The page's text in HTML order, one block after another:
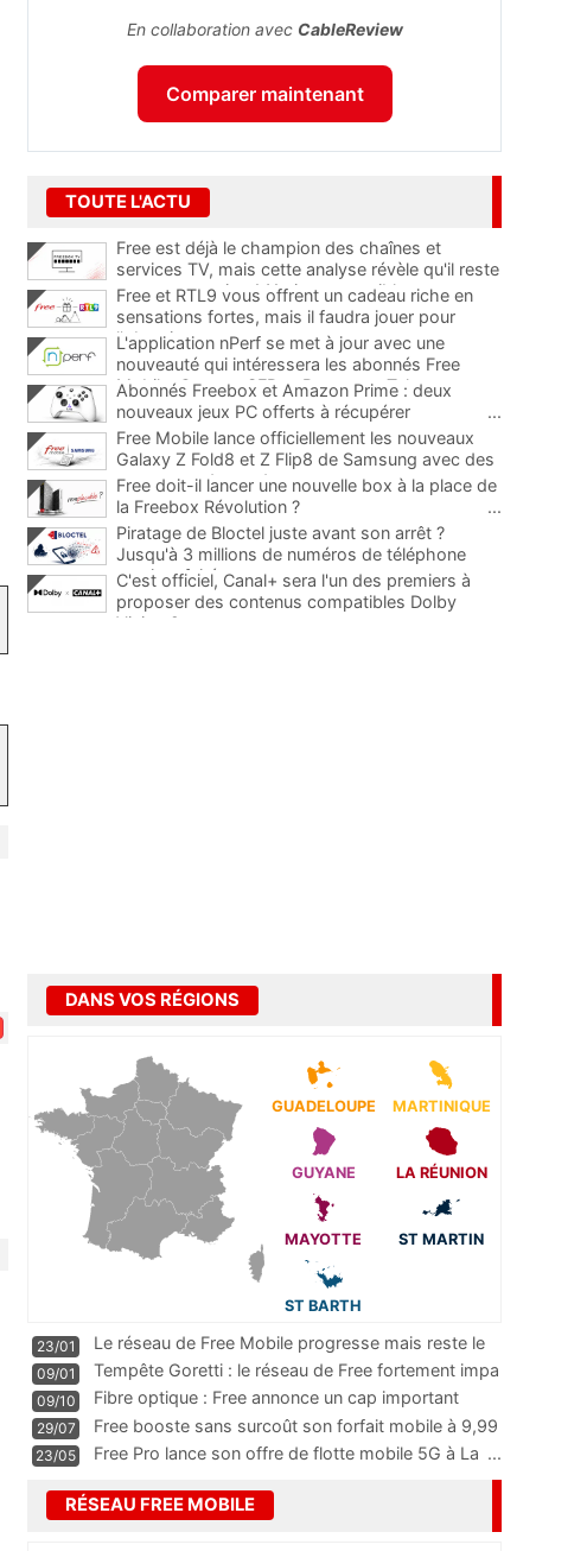
En collaboration avec CableReview
Comparer maintenant
TOUTE L'ACTU
Free est déjà le champion des chaînes et
services TV, mais cette analyse révèle qu'il reste
encore au moins 141 ajouts possibles
Free et RTL9 vous offrent un cadeau riche en
sensations fortes, mais il faudra jouer pour
l'obtenir
L'application nPerf se met à jour avec une
nouveauté qui intéressera les abonnés Free
Mobile, Orange, SFR et Bouygues Telecom
Abonnés Freebox et Amazon Prime : deux
nouveaux jeux PC offerts à récupérer
...
Free Mobile lance officiellement les nouveaux
Galaxy Z Fold8 et Z Flip8 de Samsung avec des
promos et des cadeaux
...
Free doit-il lancer une nouvelle box à la place de
la Freebox Révolution ?
...
Piratage de Bloctel juste avant son arrêt ?
Jusqu'à 3 millions de numéros de téléphone
auraient fuité
C'est officiel, Canal+ sera l'un des premiers à
proposer des contenus compatibles Dolby
Vision 2
DANS VOS RÉGIONS
GUADELOUPE MARTINIQUE
GUYANE LA RÉUNION
MAYOTTE ST MARTIN
ST BARTH
23/01
Le réseau de Free Mobile progresse mais reste le
m
...
09/01
Tempête Goretti : le réseau de Free fortement impa
09/10
Fibre optique : Free annonce un cap important
pass
...
29/07
Free booste sans surcoût son forfait mobile à 9,99
23/05 Free Pro lance son offre de flotte mobile 5G à La ...
RÉSEAU FREE MOBILE